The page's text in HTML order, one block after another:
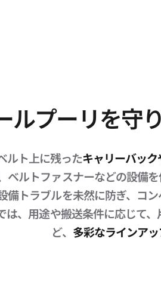
ルプーリを守
ルト上に残ったキャリーバッ
ベルトファスナーなどの設備
備トラブルを未然に防ぎ、コ
は、用途や搬送条件に応じて
ど、 多彩なラインア